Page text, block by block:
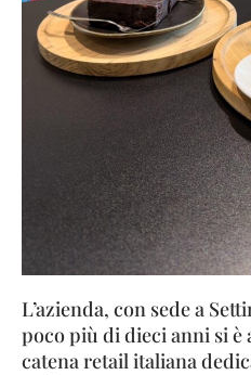
L’azienda, con sede a
poco più di dieci anni si
catena retail italiana